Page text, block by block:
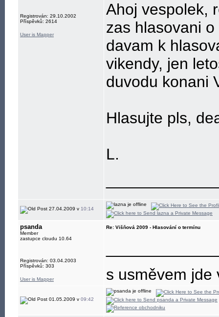
Registrován: 29.10.2002
Příspěvků: 2614
User is Mapper
Ahoj vespolek,
zas hlasovani
davam k
vikendy, jen
duvodu konani
Hlasujte pls,
L.
27.04.2009 v 10:14
psanda
Member
zastupce cloudu 10.64
Registrován: 03.04.2003
Příspěvků: 303
User is Mapper
Re: Višňová 2009 - Hlasování o termínu
s usměvem
01.05.2009 v 09:42